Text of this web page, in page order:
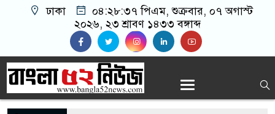
ঢাকা ০৪:২৮:৩৭ পিএম, শুক্রবার, ০৭ অগাস্ট
২০২৬, ২৩ শ্রাবণ ১৪৩৩ বঙ্গাব্দ